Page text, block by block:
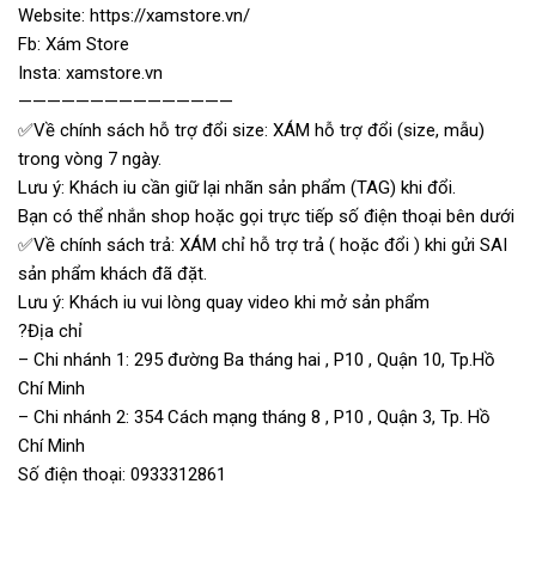
Website: https://xamstore.vn/
Fb: Xám Store
Insta: xamstore.vn
———————————————
✅Về chính sách hỗ trợ đổi size: XÁM hỗ trợ đổi (size, mẫu)
trong vòng 7 ngày.
Lưu ý: Khách iu cần giữ lại nhãn sản phẩm (TAG) khi đổi.
Bạn có thể nhắn shop hoặc gọi trực tiếp số điện thoại bên dưới
✅Về chính sách trả: XÁM chỉ hỗ trợ trả ( hoặc đổi ) khi gửi SAI
sản phẩm khách đã đặt.
Lưu ý: Khách iu vui lòng quay video khi mở sản phẩm
?Địa chỉ
– Chi nhánh 1: 295 đường Ba tháng hai , P10 , Quận 10, Tp.Hồ
Chí Minh
– Chi nhánh 2: 354 Cách mạng tháng 8 , P10 , Quận 3, Tp. Hồ
Chí Minh
Số điện thoại: 0933312861